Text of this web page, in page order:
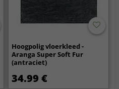
Hoogpolig vloerkleed -
Aranga Super Soft Fur
(antraciet)
34.99 €